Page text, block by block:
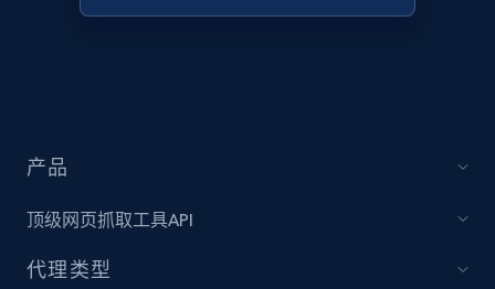
URL, Domain, Country code, Model number,
and more.
2.1K+
产品
顶级网页抓取工具API
代理类型